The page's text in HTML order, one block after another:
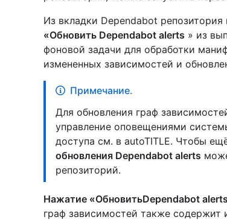
Из вкладки Dependabot
«Обновить Dependabot alerts » из
фоновой задачи для обработки
измененных зависимостей и
Примечание.
Для обновления граф
управление оповещениями
доступа см. в autoTITLE. Чтобы
обновления Dependabot alerts
репозиторий.
Нажатие «ОбновитьDependabot alerts
граф зависимостей также